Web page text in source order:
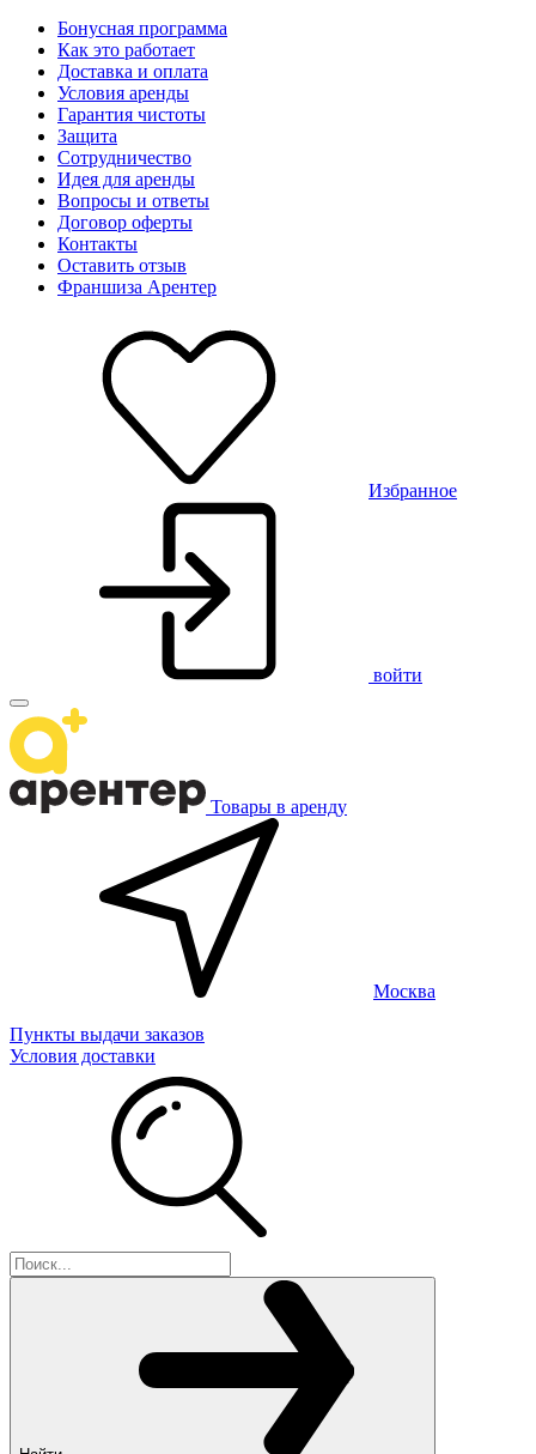
Бонусная программа
Как это работает
Доставка и оплата
Условия аренды
Гарантия чистоты
Защита
Сотрудничество
Идея для аренды
Вопросы и ответы
Договор оферты
Контакты
Оставить отзыв
Франшиза Арентер
Избранное
войти
Товары в аренду
Москва
Пункты выдачи заказов
Условия доставки